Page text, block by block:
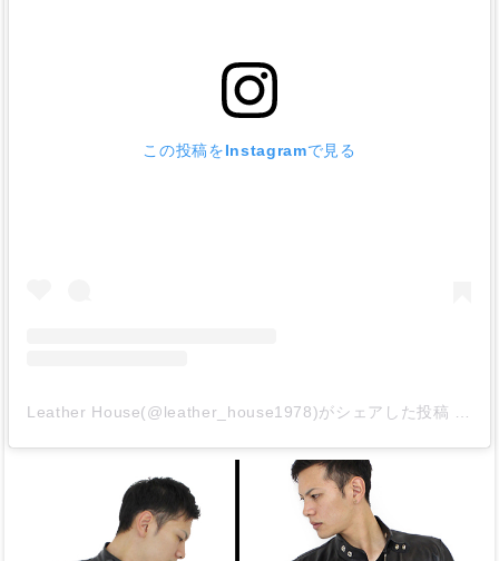
この投稿をInstagramで見る
Leather House(@leather_house1978)がシェアした投稿